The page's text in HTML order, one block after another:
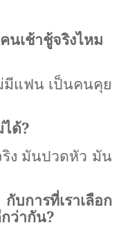
เช้าชู้จริงไหม
มีแฟน เป็นคนคุย
ด้?
ง มันปวดหัว มัน
การที่เราเลือก
ว่ากัน?